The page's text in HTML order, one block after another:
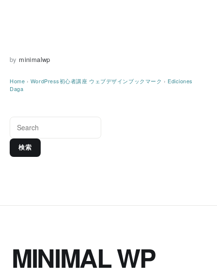
by minimalwp
Home › WordPress初心者講座 ウェブデザインブックマーク › Ediciones
Daga
検索
MINIMAL WP